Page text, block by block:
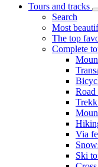
Tours and tracks
Search
Most
The top
Complete
Via
Ski